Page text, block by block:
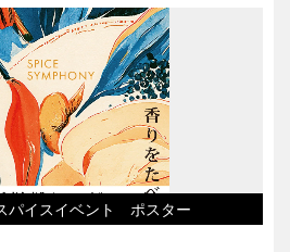
パイスイベント ポスター